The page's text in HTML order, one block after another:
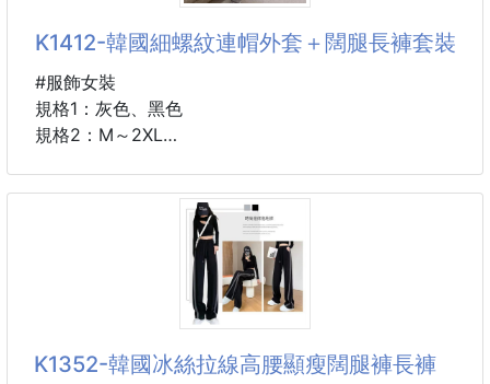
🖤 運動感加分
🖤 穿搭更有層次
✔️ 字母刺繡細節
✔️ 簡約不單調
✔️ 增添質感亮點
❌不接急單❌
👉貨到通知👈
🚨下單後，不接受任何原因取消訂單
----------------------------------------------
👉圖文+影片僅供參考使用方式
👉所有配件以實際收到為主
👉實品顏色跟照片，會因燈
K1412-韓國細螺紋連帽外套＋闊腿長褲套裝
#服飾女裝
規格1：灰色、黑色
規格2：M～2XL
✴️兩件套=外套➕️長褲
🎉🎉團購熱銷上萬套🎉🎉
🚸高質量款🚸
K1352-韓國冰絲拉線高腰顯瘦闊腿褲長褲